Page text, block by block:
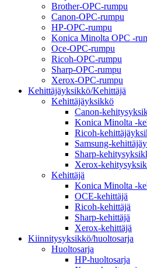
Brother-OPC-rumpu
Canon-OPC-rumpu
HP-OPC-rumpu
Konica Minolta OPC -
Oce-OPC-rumpu
Ricoh-OPC-rumpu
Sharp-OPC-rumpu
Xerox-OPC-rumpu
Kehittäjäyksikkö/Kehittäjä
Kehittäjäyksikkö
Canon-
Konica Minolta -
Ricoh-
Samsung-
Sharp-
Xerox-
Kehittäjä
Konica Minolta -
OCE-kehittäjä
Ricoh-kehittäjä
Sharp-kehittäjä
Xerox-kehittäjä
Kiinnitysyksikkö/huoltosarja
Huoltosarja
HP-huoltosarja